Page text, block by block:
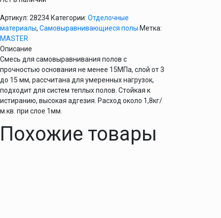
Артикул: 28234 Категории: Отделочные
материалы, Самовыравнивающиеся полы Метка:
MASTER
Описание
Смесь для самовыравнивания полов с
прочностью основания не менее 15МПа, слой от 3
до 15 мм, рассчитана для умеренных нагрузок,
подходит для систем теплых полов. Стойкая к
истиранию, высокая адгезия. Расход около 1,8кг/
м.кв. при слое 1мм.
Похожие товары